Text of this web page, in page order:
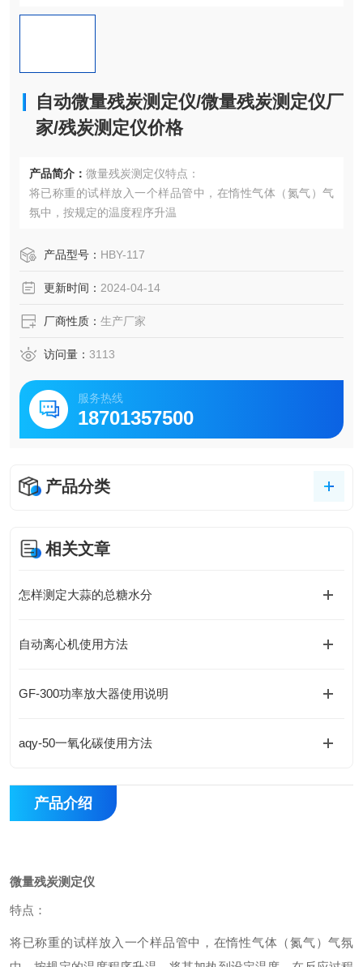
自动微量残炭测定仪/微量残炭测定仪厂
家/残炭测定仪价格
产品简介： 微量残炭测定仪特点：
将已称重的试样放入一个样品管中，在惰性气体（氮气）气
氛中，按规定的温度程序升温
产品型号： HBY-117
更新时间： 2024-04-14
厂商性质： 生产厂家
访问量： 3113
服务热线
18701357500
产品分类
相关文章
怎样测定大蒜的总糖水分
自动离心机使用方法
GF-300功率放大器使用说明
aqy-50一氧化碳使用方法
产品介绍
微量残炭测定仪
特点：
将已称重的试样放入一个样品管中，在惰性气体（氮气）气氛